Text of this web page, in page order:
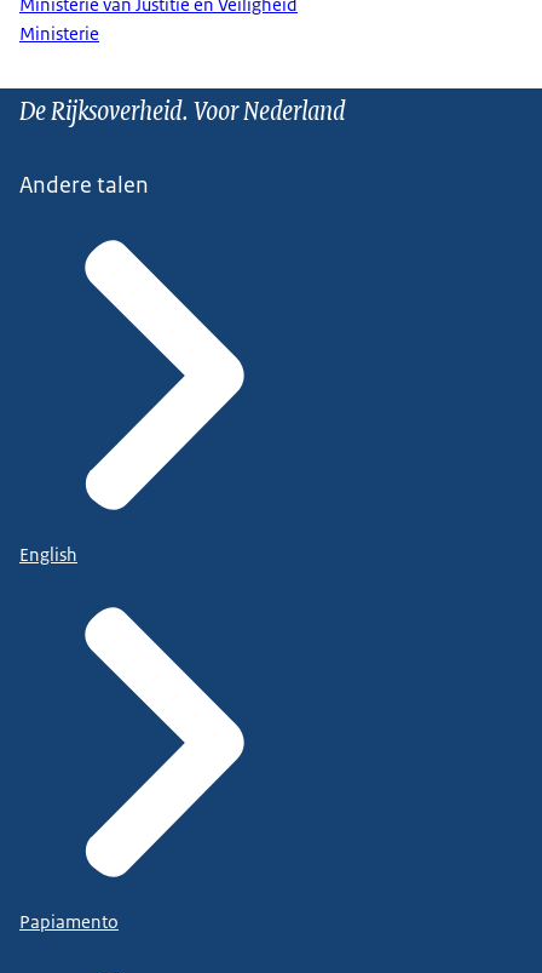
Ministerie
De Rijksoverheid. Voor Nederland
Andere talen
English
Papiamento